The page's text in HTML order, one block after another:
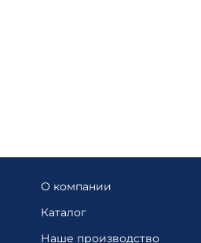
О компании
Каталог
Наше производство